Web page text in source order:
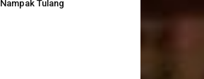
Nampak Tulang